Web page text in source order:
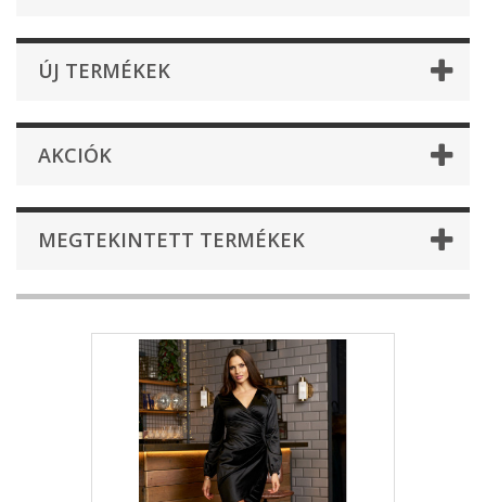
ÚJ TERMÉKEK
AKCIÓK
MEGTEKINTETT TERMÉKEK